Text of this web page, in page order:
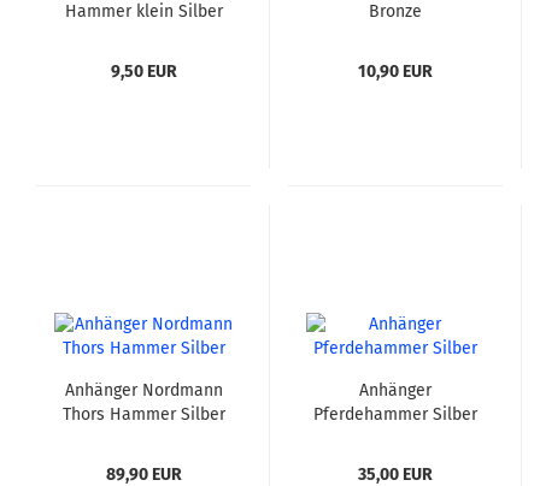
Hammer klein Silber
9,50 EUR
Bronze
10,90 EUR
Anhänger Nordmann
Thors Hammer Silber
89,90 EUR
Anhänger
Pferdehammer Silber
35,00 EUR